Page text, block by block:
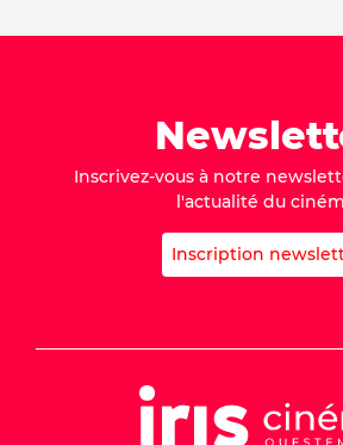
Inscrivez-vous à notre
l'actualité du
Inscription